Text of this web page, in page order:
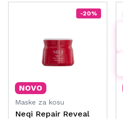
NOVO
-20%
Maske za kosu
Neqi Repair Reveal